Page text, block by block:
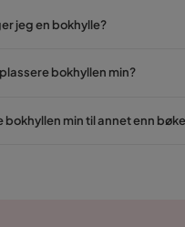
jeg en bokhylle?
bokhyllen min?
bokhyllen min til annet enn